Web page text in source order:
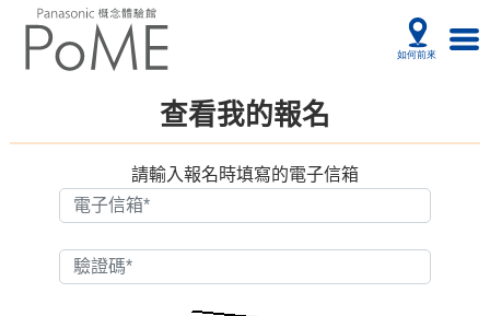
查看我的報名
請輸入報名時填寫的電子信箱